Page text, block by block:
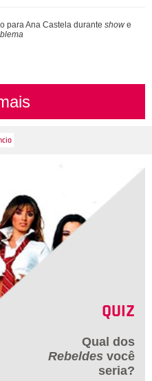
31 anos e ganha declaração
Cunhada d...
para Ana Castela durante show e
QUIZ
Qual dos
Rebeldes você
seria?